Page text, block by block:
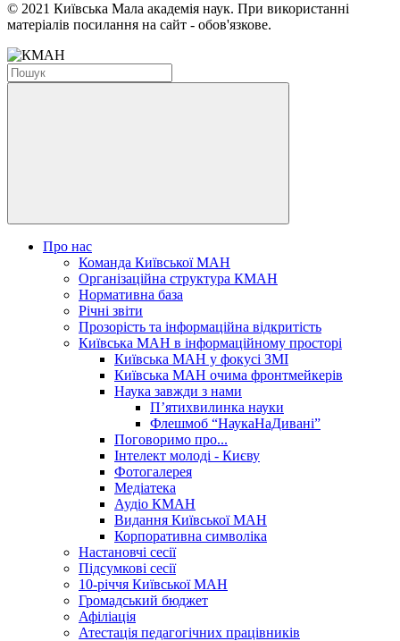
© 2021 Київська Мала академія наук. При використанні
матеріалів посилання на сайт - обов'язкове.
Про нас
Команда Київської МАН
Організаційна структура КМАН
Нормативна база
Річні звіти
Прозорість та інформаційна відкритість
Київська МАН в інформаційному просторі
Київська МАН у фокусі ЗМІ
Київська МАН очима фронтмейкерів
Наука завжди з нами
П’ятихвилинка науки
Флешмоб “НаукаНаДивані”
Поговоримо про...
Інтелект молоді - Києву
Фотогалерея
Медіатека
Аудіо КМАН
Видання Київської МАН
Корпоративна символіка
Настановчі сесії
Підсумкові сесії
10-річчя Київської МАН
Громадський бюджет
Афіліація
Атестація педагогічних працівників